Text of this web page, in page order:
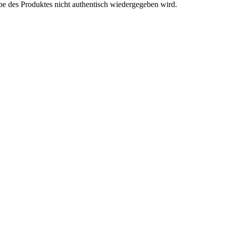
des Produktes nicht authentisch wiedergegeben wird.